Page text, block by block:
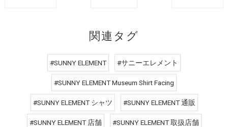
関連タグ
#SUNNY ELEMENT #サニーエレメント
#SUNNY ELEMENT Museum Shirt Facing
#SUNNY ELEMENT シャツ #SUNNY ELEMENT 通販
#SUNNY ELEMENT 店舗 #SUNNY ELEMENT 取扱店舗